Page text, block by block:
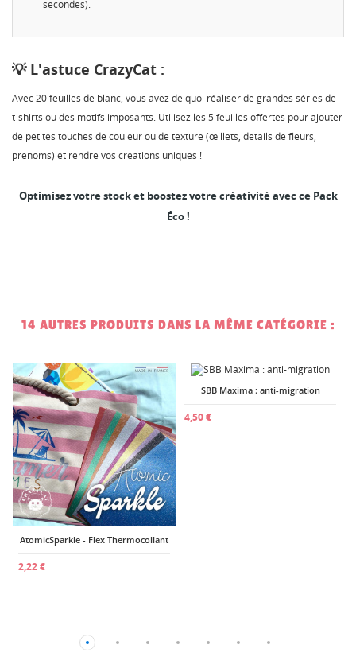
secondes).
💡 L'astuce CrazyCat :
Avec 20 feuilles de blanc, vous avez de quoi réaliser de grandes séries de
t-shirts ou des motifs imposants. Utilisez les 5 feuilles offertes pour ajouter
de petites touches de couleur ou de texture (œillets, détails de fleurs,
prénoms) et rendre vos créations uniques !
Optimisez votre stock et boostez votre créativité avec ce Pack
Éco !
14 AUTRES PRODUITS DANS LA MÊME CATÉGORIE :
AtomicSparkle - Flex Thermocollant
2,22 €
SBB Maxima : anti-migration
4,50 €